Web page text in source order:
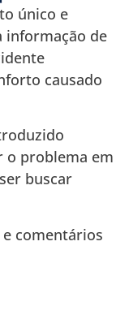
único e
informação de
causado
o problema em
buscar
comentários